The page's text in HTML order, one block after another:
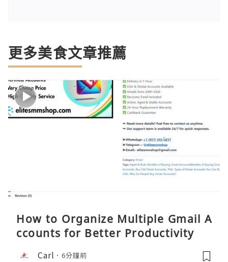
更多美食文章推薦
How to Organize Multiple Gmail A
ccounts for Better Productivity
Carl 6分鐘前